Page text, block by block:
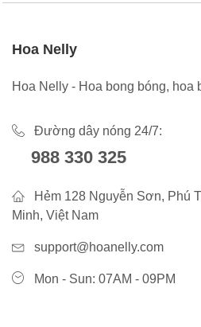
Hoa Nelly
Hoa Nelly - Hoa bong bóng, hoa
Đường dây nóng 24/7:
988 330 325
Hẻm 128 Nguyễn Sơn, Phú
Minh, Việt Nam
support@hoanelly.com
Mon - Sun: 07AM - 09PM